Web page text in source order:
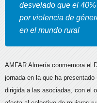
desvelado que el
por violencia de
en el mundo rural
AMFAR Almería conmemora el
jornada en la que ha
dirigida a las asociadas, con el